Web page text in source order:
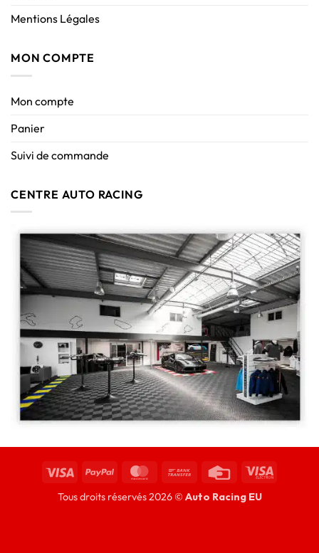
Mentions Légales
MON COMPTE
Mon compte
Panier
Suivi de commande
CENTRE AUTO RACING
Tous droits réservés 2026 © Auto Racing EU